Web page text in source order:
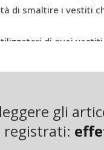
di smaltire i vestiti
di quei
compriamo,
che guarda
gli
registrati: